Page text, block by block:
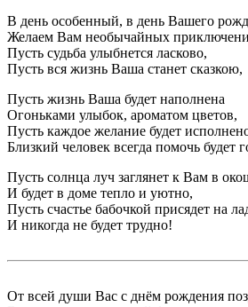
В день особенный, в день Вашего
Желаем Вам необычайных
Пусть судьба улыбнется ласково,
Пусть вся жизнь Ваша станет сказкою,
Пусть жизнь Ваша будет наполнена
Огоньками улыбок, ароматом цветов,
Пусть каждое желание будет
Близкий человек всегда помочь будет
Пусть солнца луч заглянет к Вам в
И будет в доме тепло и уютно,
Пусть счастье бабочкой присядет на
И никогда не будет трудно!
От всей души Вас с днём рождения